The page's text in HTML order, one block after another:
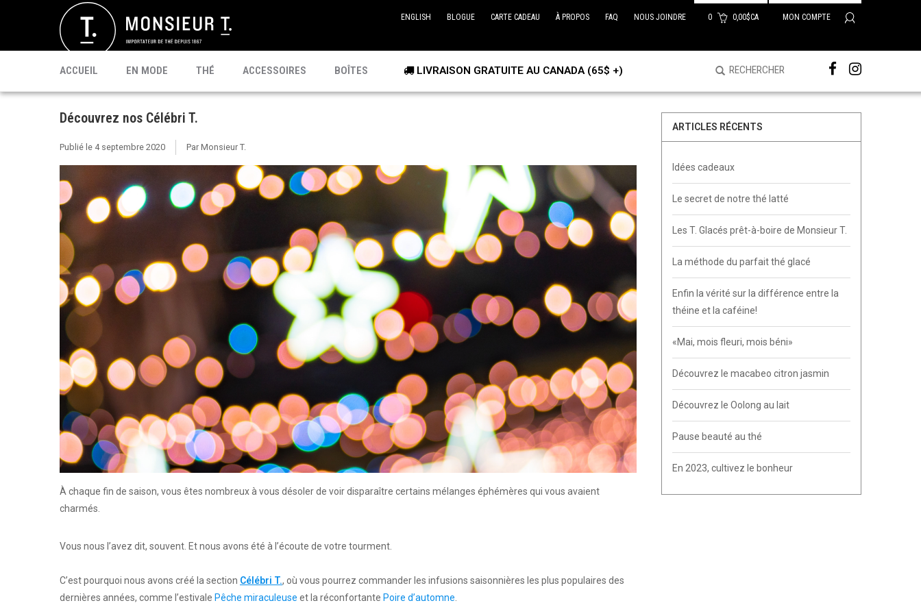
0 0,00$CA MON COMPTE
ENGLISH BLOGUE CARTE CADEAU À PROPOS FAQ NOUS JOINDRE
ACCUEIL EN MODE
CÉLÉBRI T.
PROMO
THÉ
PU'ERH
MATCHA
KOMBUCHA
PRÊT À BOIRE
ACCESSOIRES BOÎTES LIVRAISON GRATUITE AU CANADA (65$ +)
Découvrez nos Célébri T.
Publié le 4 septembre 2020 Par Monsieur T.
À chaque fin de saison, vous êtes nombreux à vous désoler de voir disparaître certains mélanges éphémères qui vous avaient
charmés.
Vous nous l’avez dit, souvent. Et nous avons été à l’écoute de votre tourment.
C’est pourquoi nous avons créé la section Célébri T., où vous pourrez commander les infusions saisonnières les plus populaires des
dernières années, comme l’estivale Pêche miraculeuse et la réconfortante Poire d’automne.
ARTICLES RÉCENTS
Idées cadeaux
Le secret de notre thé latté
Les T. Glacés prêt-à-boire de Monsieur T.
La méthode du parfait thé glacé
Enfin la vérité sur la différence entre la
théine et la caféine!
«Mai, mois fleuri, mois béni»
Découvrez le macabeo citron jasmin
Découvrez le Oolong au lait
Pause beauté au thé
En 2023, cultivez le bonheur